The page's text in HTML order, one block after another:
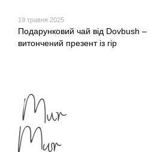
19 травня 2025
Подарунковий чай від Dovbush –
витончений презент із гір